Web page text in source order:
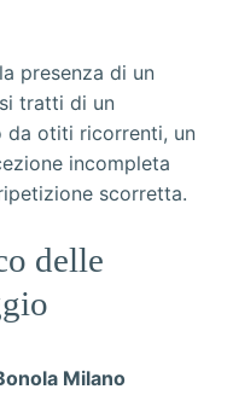
presenza di un
tratti di un
da otiti ricorrenti, un
incompleta
scorretta.
delle
Milano